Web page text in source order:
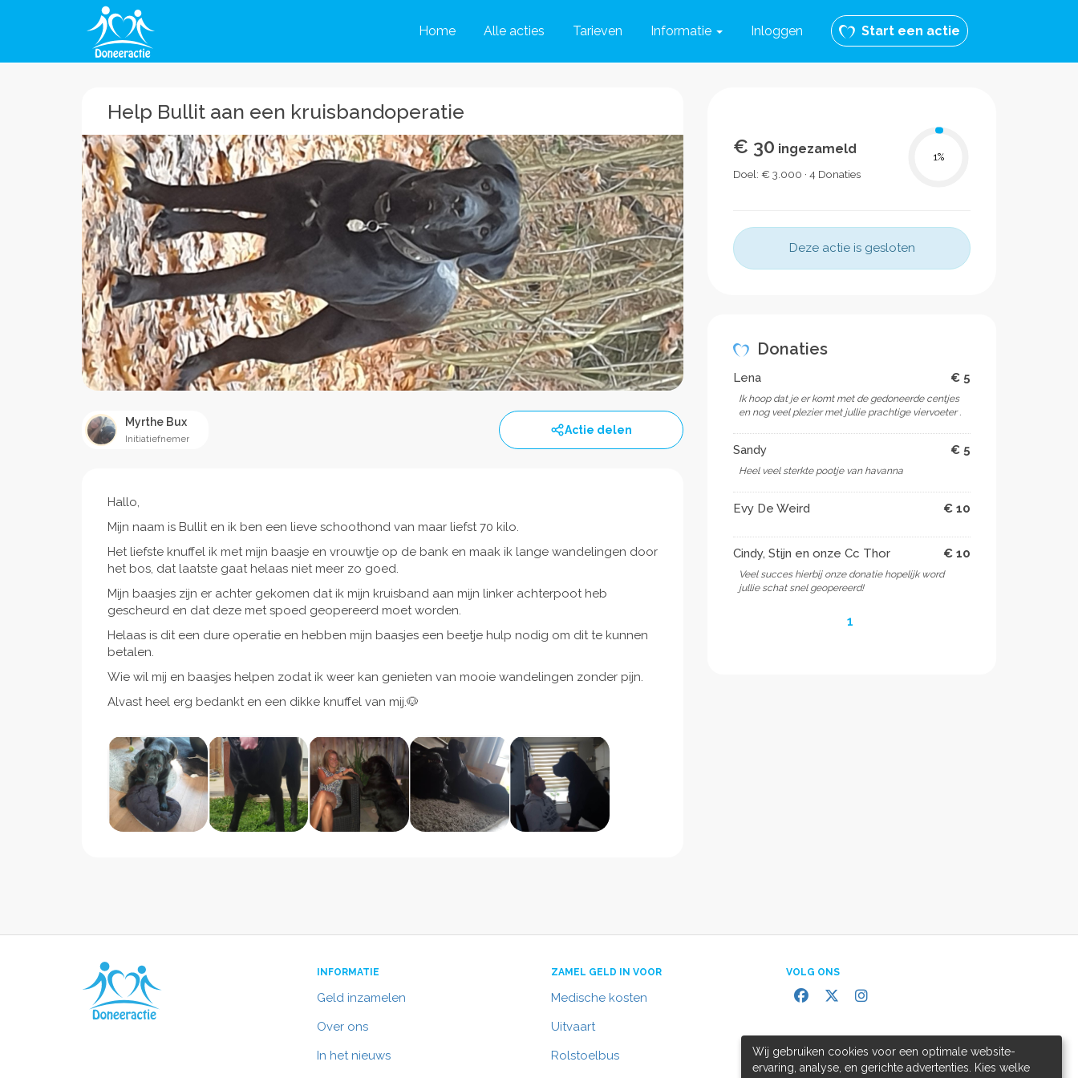
Home Alle acties Tarieven Informatie Inloggen Start een actie
Help Bullit aan een kruisbandoperatie
Myrthe Bux
Initiatiefnemer
Actie delen
Hallo,
Mijn naam is Bullit en ik ben een lieve schoothond van maar liefst 70 kilo.
Het liefste knuffel ik met mijn baasje en vrouwtje op de bank en maak ik lange wandelingen door
het bos, dat laatste gaat helaas niet meer zo goed.
Mijn baasjes zijn er achter gekomen dat ik mijn kruisband aan mijn linker achterpoot heb
gescheurd en dat deze met spoed geopereerd moet worden.
Helaas is dit een dure operatie en hebben mijn baasjes een beetje hulp nodig om dit te kunnen
betalen.
Wie wil mij en baasjes helpen zodat ik weer kan genieten van mooie wandelingen zonder pijn.
Alvast heel erg bedankt en een dikke knuffel van mij.🐶
€ 30 ingezameld
Doel: € 3.000 · 4 Donaties
1%
Deze actie is gesloten
Donaties
Lena € 5
Ik hoop dat je er komt met de gedoneerde centjes
en nog veel plezier met jullie prachtige viervoeter .
Sandy € 5
Heel veel sterkte pootje van havanna
Evy De Weird € 10
Cindy, Stijn en onze Cc Thor € 10
Veel succes hierbij onze donatie hopelijk word
jullie schat snel geopereerd!
1
INFORMATIE
Geld inzamelen
Over ons
In het nieuws
ZAMEL GELD IN VOOR
Medische kosten
Uitvaart
Rolstoelbus
VOLG ONS
Wij gebruiken cookies voor een optimale website-
ervaring, analyse, en gerichte advertenties. Kies welke